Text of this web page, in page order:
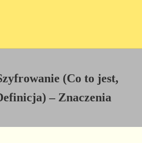
(Co to jest,
– Znaczenia